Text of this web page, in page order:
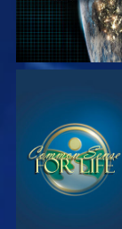
TITTA